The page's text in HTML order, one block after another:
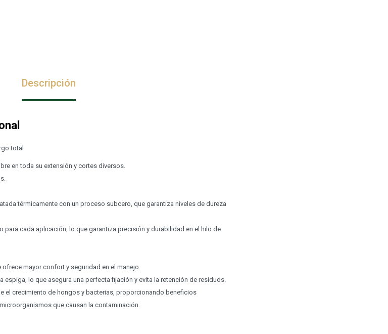
Descripción
total
en toda su extensión y cortes diversos.
térmicamente con un proceso subcero, que garantiza niveles de dureza
para cada aplicación, lo que garantiza precisión y durabilidad en el hilo de
mayor confort y seguridad en el manejo.
espiga, lo que asegura una perfecta fijación y evita la retención de residuos.
el crecimiento de hongos y bacterias, proporcionando beneficios
que causan la contaminación.